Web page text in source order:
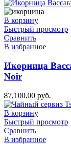
В корзину
Быстрый просмотр
Сравнить
В избранное
Икорница
Noir
87,100.00 руб.
В корзину
Быстрый просмотр
Сравнить
В избранное